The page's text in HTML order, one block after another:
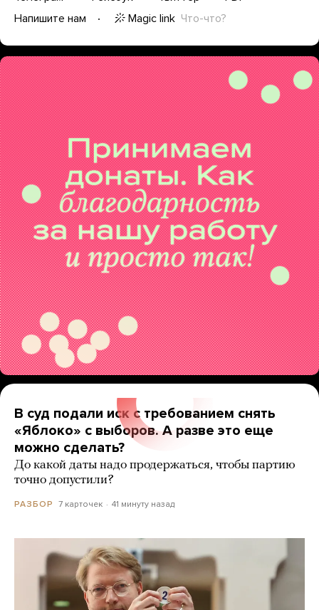
Напишите нам
Magic link Что-что?
В суд подали иск с требованием снять
«Яблоко» с выборов. А разве это еще
можно сделать?
До какой даты надо продержаться, чтобы партию
точно допустили?
РАЗБОР 7 карточек 41 минуту назад